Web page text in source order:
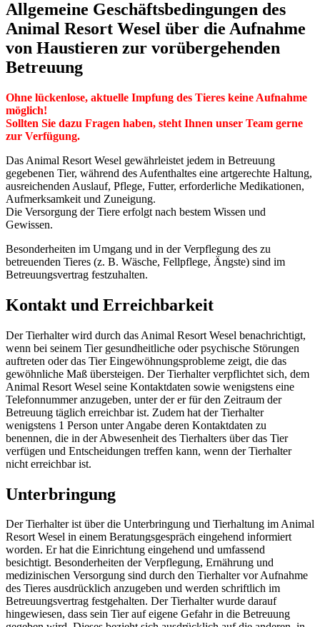
Allgemeine Geschäftsbedingungen des
Animal Resort Wesel über die Aufnahme
von Haustieren zur vorübergehenden
Betreuung
Ohne lückenlose, aktuelle Impfung des Tieres keine Aufnahme
möglich!
Sollten Sie dazu Fragen haben, steht Ihnen unser Team gerne
zur Verfügung.
Das Animal Resort Wesel gewährleistet jedem in Betreuung
gegebenen Tier, während des Aufenthaltes eine artgerechte Haltung,
ausreichenden Auslauf, Pflege, Futter, erforderliche Medikationen,
Aufmerksamkeit und Zuneigung.
Die Versorgung der Tiere erfolgt nach bestem Wissen und
Gewissen.
Besonderheiten im Umgang und in der Verpflegung des zu
betreuenden Tieres (z. B. Wäsche, Fellpflege, Ängste) sind im
Betreuungsvertrag festzuhalten.
Kontakt und Erreichbarkeit
Der Tierhalter wird durch das Animal Resort Wesel benachrichtigt,
wenn bei seinem Tier gesundheitliche oder psychische Störungen
auftreten oder das Tier Eingewöhnungsprobleme zeigt, die das
gewöhnliche Maß übersteigen. Der Tierhalter verpflichtet sich, dem
Animal Resort Wesel seine Kontaktdaten sowie wenigstens eine
Telefonnummer anzugeben, unter der er für den Zeitraum der
Betreuung täglich erreichbar ist. Zudem hat der Tierhalter
wenigstens 1 Person unter Angabe deren Kontaktdaten zu
benennen, die in der Abwesenheit des Tierhalters über das Tier
verfügen und Entscheidungen treffen kann, wenn der Tierhalter
nicht erreichbar ist.
Unterbringung
Der Tierhalter ist über die Unterbringung und Tierhaltung im Animal
Resort Wesel in einem Beratungsgespräch eingehend informiert
worden. Er hat die Einrichtung eingehend und umfassend
besichtigt. Besonderheiten der Verpflegung, Ernährung und
medizinischen Versorgung sind durch den Tierhalter vor Aufnahme
des Tieres ausdrücklich anzugeben und werden schriftlich im
Betreuungsvertrag festgehalten. Der Tierhalter wurde darauf
hingewiesen, dass sein Tier auf eigene Gefahr in die Betreuung